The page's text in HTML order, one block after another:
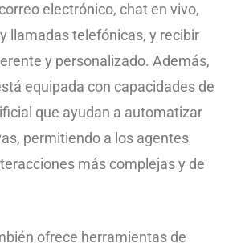
electrónico, chat en vivo,
llamadas telefónicas, y recibir
y personalizado. Además,
equipada con capacidades de
que ayudan a automatizar
permitiendo a los agentes
más complejas y de
ofrece herramientas de